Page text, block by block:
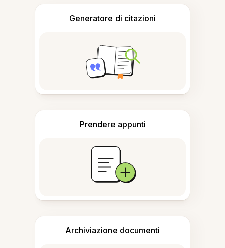
Generatore di citazioni
Prendere appunti
Archiviazione documenti